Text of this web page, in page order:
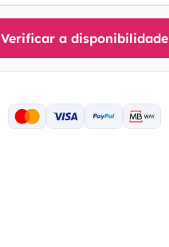
Verificar a disponibilidade